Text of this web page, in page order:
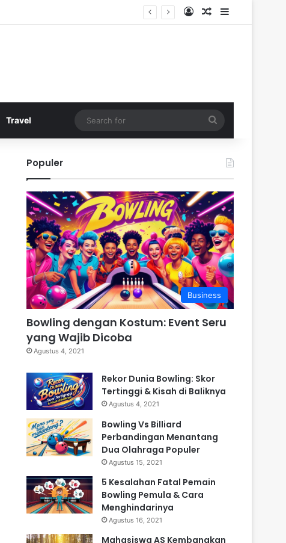
Log InRandom Article
Sidebar
Travel
for
Populer
Business
Bowling dengan Kostum: Event Seru
yang Wajib Dicoba
Agustus 4, 2021
Rekor Dunia Bowling: Skor
Tertinggi & Kisah di Baliknya
Agustus 4, 2021
Bowling Vs Billiard
Perbandingan Menantang
Dua Olahraga Populer
Agustus 15, 2021
5 Kesalahan Fatal Pemain
Bowling Pemula & Cara
Menghindarinya
Agustus 16, 2021
Mahasiswa AS Kembangkan